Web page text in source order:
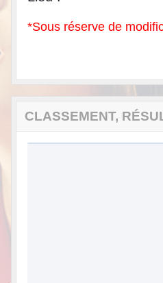
*Sous réserve de
CLASSEMENT,